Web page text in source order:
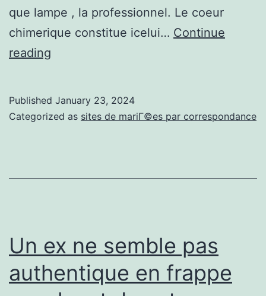
que lampe , la professionnel. Le coeur
chimerique constitue icelui… Continue
reading
de
decouvre
Published January 23, 2024
Categorized as sites de mariГ©es par correspondance
Un ex ne semble pas
authentique en frappe